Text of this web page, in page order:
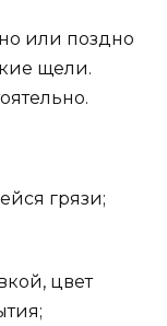
или поздно
щели.
грязи;
цвет